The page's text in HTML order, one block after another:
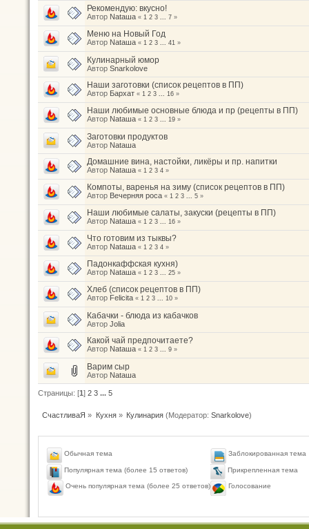
Рекомендую: вкусно!
Автор Nataшa « 1 2 3 ... 7 »
Меню на Новый Год
Автор Nataшa « 1 2 3 ... 41 »
Кулинарный юмор
Автор Snarkolove
Наши заготовки (список рецептов в ПП)
Автор Бархат « 1 2 3 ... 16 »
Наши любимые основные блюда и пр (рецепты в ПП)
Автор Nataшa « 1 2 3 ... 19 »
Заготовки продуктов
Автор Nataшa
Домашние вина, настойки, ликёры и пр. напитки
Автор Nataшa « 1 2 3 4 »
Компоты, варенья на зиму (список рецептов в ПП)
Автор Вечерняя роса « 1 2 3 ... 5 »
Наши любимые салаты, закуски (рецепты в ПП)
Автор Nataшa « 1 2 3 ... 16 »
Что готовим из тыквы?
Автор Nataшa « 1 2 3 4 »
Падонкаффская кухня)
Автор Nataшa « 1 2 3 ... 25 »
Хлеб (список рецептов в ПП)
Автор Felicita « 1 2 3 ... 10 »
Кабачки - блюда из кабачков
Автор Jolia
Какой чай предпочитаете?
Автор Nataшa « 1 2 3 ... 9 »
Варим сыр
Автор Nataшa
Страницы: [1] 2 3 ... 5
СчастливаЯ » Кухня» Кулинария(Модератор: Snarkolove)
Обычная тема
Популярная тема (более 15 ответов)
Очень популярная тема (более 25 ответов)
Заблокированная тема
Прикрепленная тема
Голосование